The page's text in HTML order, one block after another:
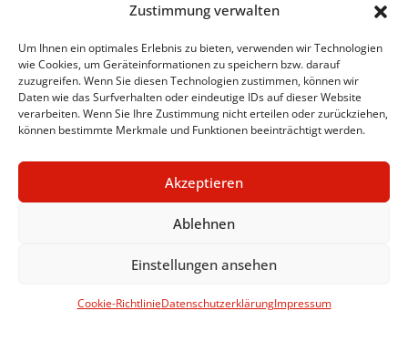
Zustimmung verwalten
Um Ihnen ein optimales Erlebnis zu bieten, verwenden wir Technologien
wie Cookies, um Geräteinformationen zu speichern bzw. darauf
zuzugreifen. Wenn Sie diesen Technologien zustimmen, können wir
Daten wie das Surfverhalten oder eindeutige IDs auf dieser Website
verarbeiten. Wenn Sie Ihre Zustimmung nicht erteilen oder zurückziehen,
können bestimmte Merkmale und Funktionen beeinträchtigt werden.
Akzeptieren
Ablehnen
Einstellungen ansehen
Cookie-RichtlinieDatenschutzerklärungImpressum
Tel.: 043 288 38 88
Kontakt Zürich
Bewerbung Zürich
ImpressumDatenschutzerklärung